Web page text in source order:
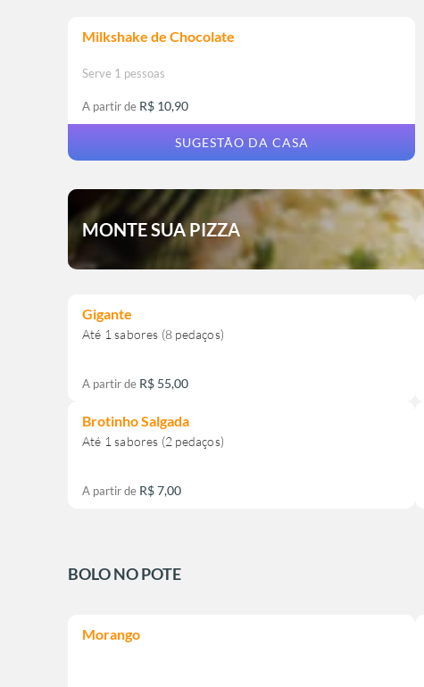
Milkshake de Chocolate
Serve 1 pessoas
A partir de R$ 10,90
SUGESTÃO DA CASA
MONTE SUA PIZZA
Gigante
A partir de R$ 55,00
Brotinho Salgada
A partir de R$ 7,00
BOLO NO POTE
Morango